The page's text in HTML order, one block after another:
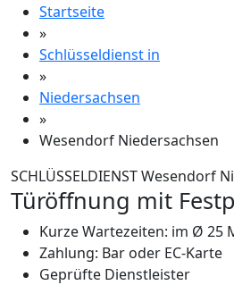
Startseite
»
Schlüsseldienst in
»
Niedersachsen
»
Wesendorf Niedersachsen
SCHLÜSSELDIENST Wesendorf
Türöffnung mit
Kurze Wartezeiten: im Ø 25
Zahlung: Bar oder EC-Karte
Geprüfte Dienstleister